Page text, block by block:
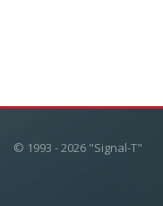
© 1993 - 2026 "Signal-T"